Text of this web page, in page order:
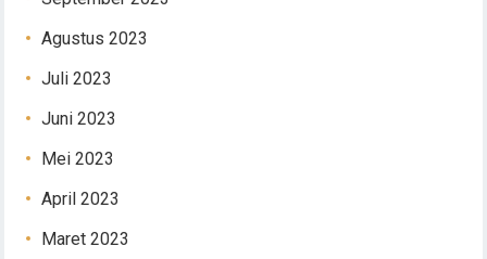
Agustus 2023
Juli 2023
Juni 2023
Mei 2023
April 2023
Maret 2023